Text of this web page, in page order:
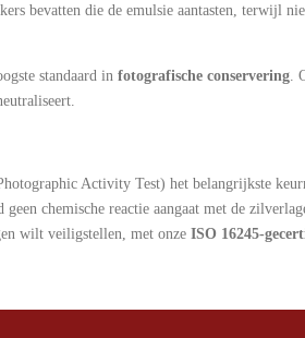
bevatten die de emulsie aantasten, terwijl
standaard in fotografische conservering .
Activity Test) het belangrijkste
chemische reactie aangaat met de
wilt veiligstellen, met onze ISO 16245-